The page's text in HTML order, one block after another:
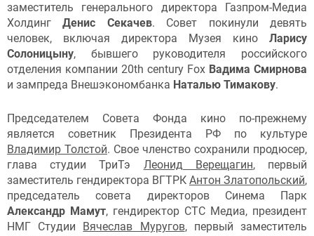
заместитель генерального директора Газпром-Медиа
ХолдингДенис Секачев. Совет покинули девять
человек, включая директора Музея кино Ларису
Солоницыну, бывшего руководителя российского
отделения компании 20th century Fox Вадима Смирнова
и зампреда Внешэкономбанка Наталью Тимакову.
Председателем Совета Фонда кино по-прежнему
является советник Президента РФ по культуре
Владимир Толстой. Свое членство сохранили продюсер,
глава студии ТриТэ Леонид Верещагин, первый
заместитель гендиректора ВГТРК Антон Златопольский,
председатель совета директоров Синема Парк
Александр Мамут, гендиректор СТС Медиа, президент
НМГ Студии Вячеслав Муругов, первый заместитель